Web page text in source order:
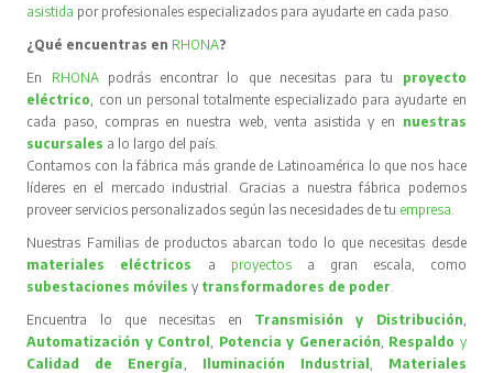
asistida por profesionales especializados para ayudarte en cada paso.
¿Qué encuentras en RHONA?
En RHONA podrás encontrar lo que necesitas para tu proyecto
eléctrico , con un personal totalmente especializado para ayudarte en
cada paso, compras en nuestra web, venta asistida y en nuestras
sucursales a lo largo del país.
Contamos con la fábrica más grande de Latinoamérica lo que nos hace
líderes en el mercado industrial. Gracias a nuestra fábrica podemos
proveer servicios personalizados según las necesidades de tu empresa
Nuestras Familias de productos abarcan todo lo que necesitas desde
materiales eléctricos
a proyectos
a gran escala, como
subestaciones móvilesy transformadores de poder
Encuentra lo que necesitas en Transmisión y Distribución
Automatización y Control
Potencia y Generación Respaldo y
Calidad de Energía
Iluminación Industrial
Materiales